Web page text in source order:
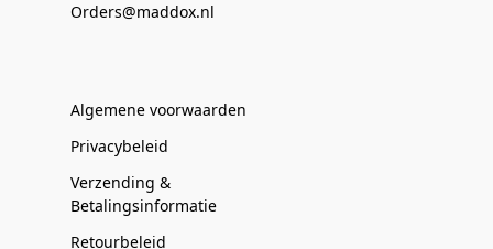
Orders@maddox.nl
Algemene voorwaarden
Privacybeleid
Verzending &
Betalingsinformatie
Retourbeleid